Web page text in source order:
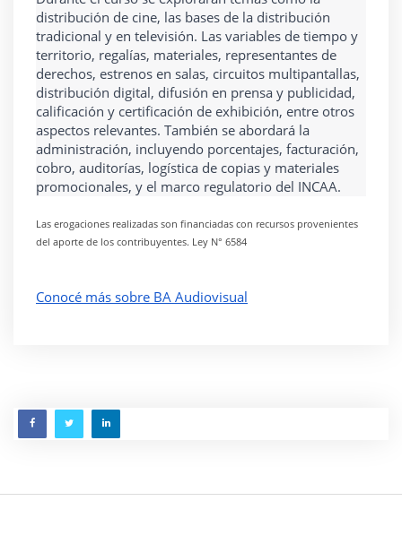
distribución de cine, las bases de la distribución
tradicional y en televisión. Las variables de tiempo y
territorio, regalías, materiales, representantes de
derechos, estrenos en salas, circuitos multipantallas,
distribución digital, difusión en prensa y publicidad,
calificación y certificación de exhibición, entre otros
aspectos relevantes. También se abordará la
administración, incluyendo porcentajes, facturación,
cobro, auditorías, logística de copias y materiales
promocionales, y el marco regulatorio del INCAA.
Las erogaciones realizadas son financiadas con recursos provenientes
del aporte de los contribuyentes. Ley N° 6584
Conocé más sobre BA Audiovisual